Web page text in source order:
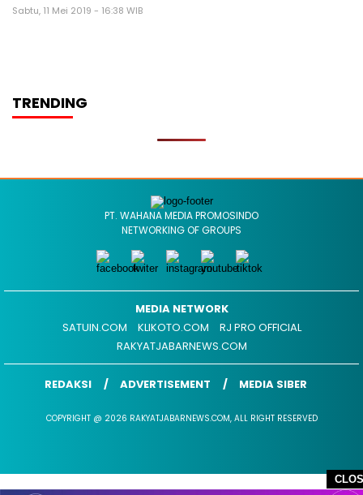
Sabtu, 11 Mei 2019 - 16:38 WIB
TRENDING
PT. WAHANA MEDIA PROMOSINDO
NETWORKING OF GROUPS
MEDIA NETWORK
SATUIN.COM
KLIKOTO.COM
RJ PRO OFFICIAL
RAKYATJABARNEWS.COM
REDAKSI ADVERTISEMENT MEDIA SIBER
COPYRIGHT @ 2026 RAKYATJABARNEWS.COM, ALL RIGHT RESERVED